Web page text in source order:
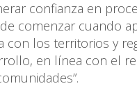
confianza en
comenzar cuando
con los territorios y
en línea con el